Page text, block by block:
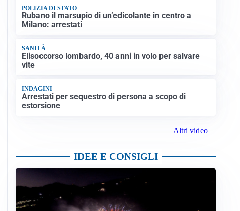
POLIZIA DI STATO
Rubano il marsupio di un’edicolante in centro a
Milano: arrestati
SANITÀ
Elisoccorso lombardo, 40 anni in volo per salvare
vite
INDAGINI
Arrestati per sequestro di persona a scopo di
estorsione
Altri video
IDEE E CONSIGLI